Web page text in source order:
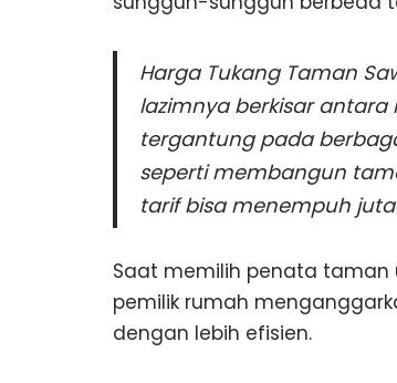
Harga Tukang Taman
lazimnya berkisar antara
tergantung pada
seperti membangun
tarif bisa menempuh
Saat memilih penata
pemilik rumah
dengan lebih efisien.